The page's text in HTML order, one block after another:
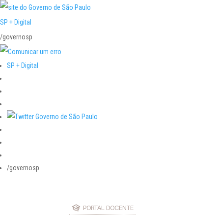
SP + Digital
/governosp
SP + Digital
/governosp
PORTAL DOCENTE